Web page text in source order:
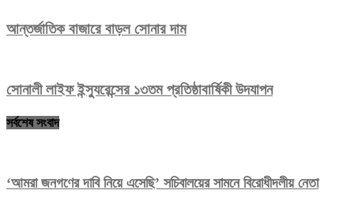
আন্তর্জাতিক বাজারে বাড়ল সোনার দাম
সোনালী লাইফ ইন্স্যুরেন্সের ১৩তম প্রতিষ্ঠাবার্ষিকী উদযাপন
সর্বশেষ সংবাদ
‘আমরা জনগণের দাবি নিয়ে এসেছি’ সচিবালয়ের সামনে বিরোধীদলীয় নেতা